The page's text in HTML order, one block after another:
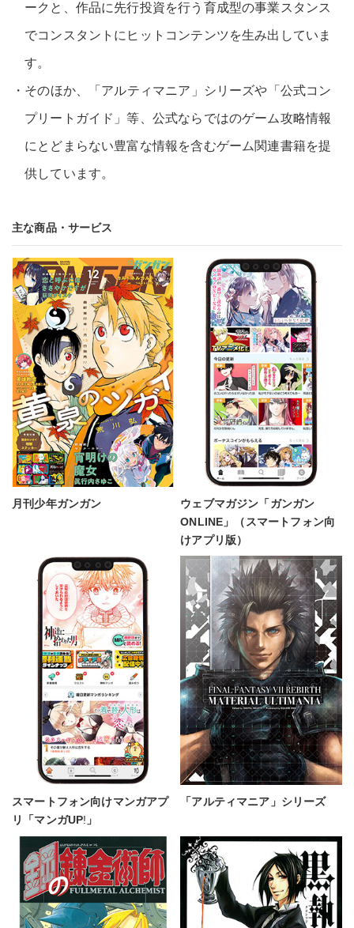
ークと、作品に先行投資を行う育成型の事業スタンス
でコンスタントにヒットコンテンツを生み出していま
す。
・そのほか、「アルティマニア」シリーズや「公式コン
プリートガイド」等、公式ならではのゲーム攻略情報
にとどまらない豊富な情報を含むゲーム関連書籍を提
供しています。
主な商品・サービス
月刊少年ガンガン
ウェブマガジン「ガンガン
ONLINE」（スマートフォン向
けアプリ版）
スマートフォン向けマンガアプ
リ「マンガUP! 」
「アルティマニア」シリーズ